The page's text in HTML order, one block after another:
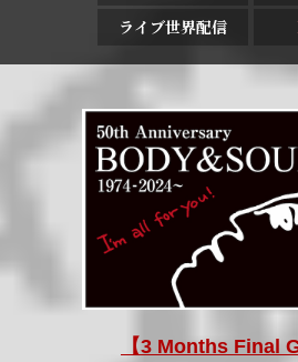
ライブ世界配信
【3 Months Final